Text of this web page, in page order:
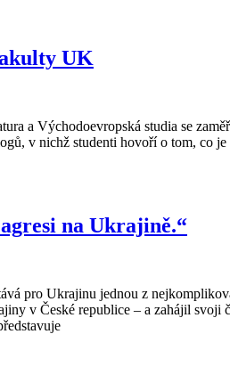
UK
a Východoevropská studia se
v nichž studenti hovoří o tom, co
na Ukrajině.“
pro Ukrajinu jednou z
v České republice – a zahájil